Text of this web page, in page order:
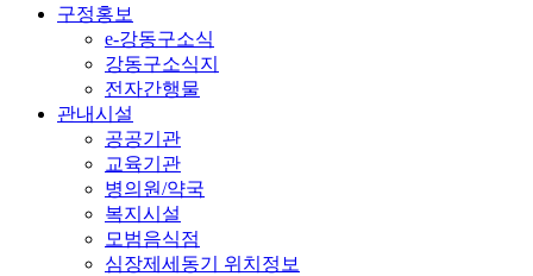
구정홍보
e-강동구소식
강동구소식지
전자간행물
관내시설
공공기관
교육기관
병의원/약국
복지시설
모범음식점
심장제세동기 위치정보